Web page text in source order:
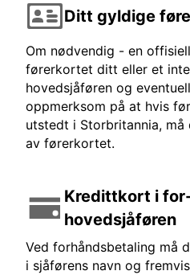
Ditt gyldige
Om nødvendig - en
førerkortet ditt eller et
hovedsjåføren og
oppmerksom på at hvis
utstedt i Storbritannia,
av førerkortet.
Kredittkort i
hovedsjåføren
Ved forhåndsbetaling må
i sjåførens navn og